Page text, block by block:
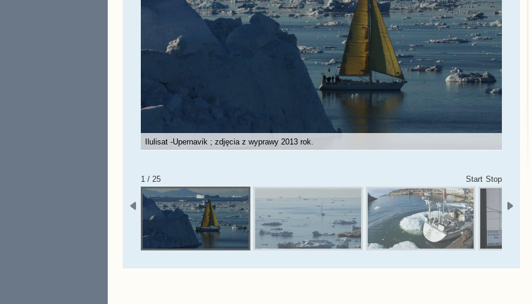
Ilulisat -Upernavik ; zdjęcia z wyprawy 2013 rok.
1 / 25 Start Stop